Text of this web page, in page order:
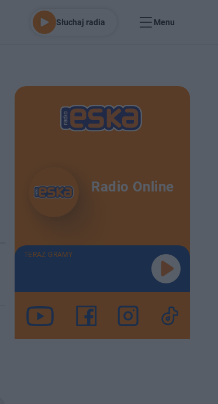
Słuchaj radia Menu
Radio Online
TERAZ GRAMY